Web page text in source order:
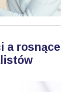
a rosnące